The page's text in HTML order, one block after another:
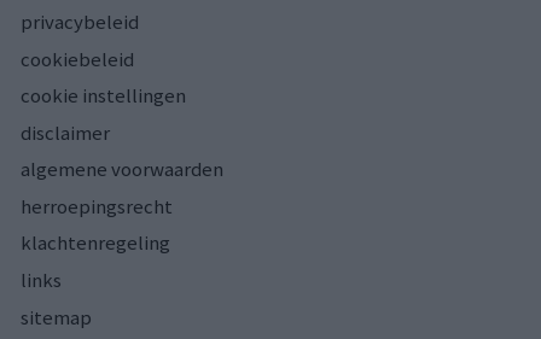
privacybeleid
cookiebeleid
cookie instellingen
disclaimer
algemene voorwaarden
herroepingsrecht
klachtenregeling
links
sitemap